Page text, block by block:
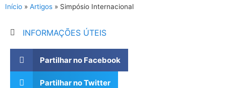
Início » Artigos » Simpósio Internacional
INFORMAÇÕES ÚTEIS
Partilhar no Facebook
Partilhar no Twitter